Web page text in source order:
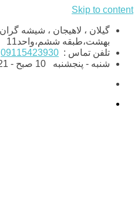
Skip to content
بهشت،طبقه ششم،واحد11
تلفن تماس : 09115423930
شنبه - پنجشنبه